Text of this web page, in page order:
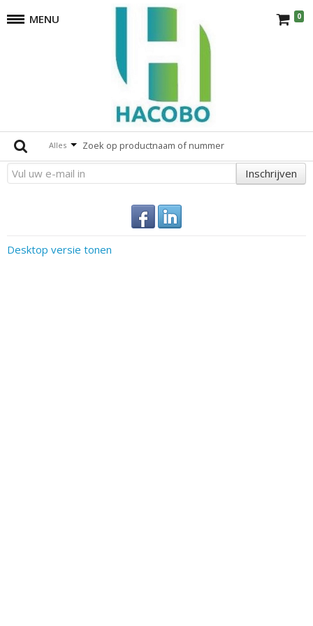
MENU 0
Alles
RVS Hangsloten
Er zijn geen producten die overeenkomen met de selectie.
Altijd op de hoogte
Inschrijven
Desktop versie tonen